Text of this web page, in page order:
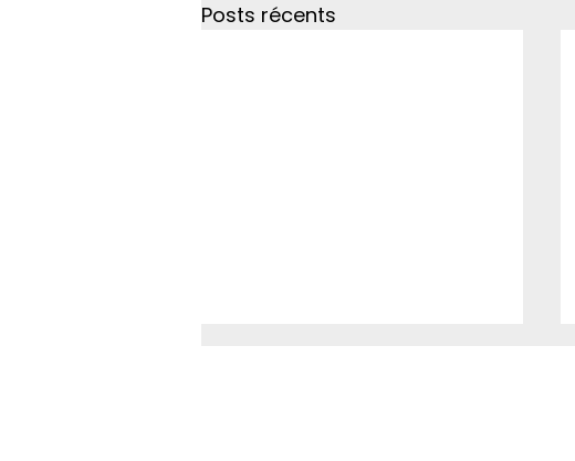
Posts récents